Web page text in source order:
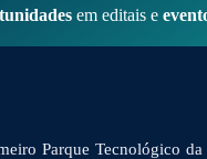
em editais e
Parque Tecnológico